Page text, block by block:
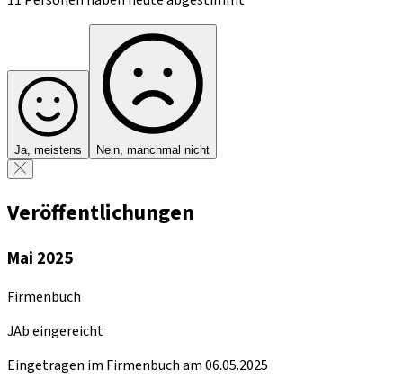
Ja, meistens Nein, manchmal nicht
Veröffentlichungen
Mai 2025
Firmenbuch
JAb eingereicht
Eingetragen im Firmenbuch am 06.05.2025